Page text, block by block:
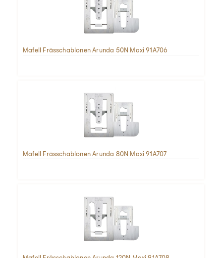
Mafell Frässchablonen Arunda 50N Maxi 91A706
Mafell Frässchablonen Arunda 80N Maxi 91A707